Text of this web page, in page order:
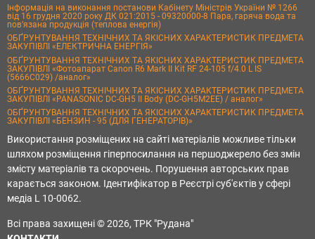
Інформація на виконання постанови Кабінету Міністрів України № 1266
від 16 грудня 2020 року ДК 021:2015 - 09320000-8 Пара, гаряча вода та
пов’язана продукція (теплова енергія)
ОБҐРУНТУВАННЯ ТЕХНІЧНИХ ТА ЯКІСНИХ ХАРАКТЕРИСТИК ПРЕДМЕТА
ЗАКУПІВЛІ «ЕЛЕКТРИЧНА ЕНЕРГІЯ»
ОБҐРУНТУВАННЯ ТЕХНІЧНИХ ТА ЯКІСНИХ ХАРАКТЕРИСТИК ПРЕДМЕТА
ЗАКУПІВЛІ «Фотоапарат Canon R6 Mark II Kit RF 24-105 f/4.0 L IS
(5666C029) /аналог»
ОБҐРУНТУВАННЯ ТЕХНІЧНИХ ТА ЯКІСНИХ ХАРАКТЕРИСТИК ПРЕДМЕТА
ЗАКУПІВЛІ «PANASONIC DC-GH5 II Body (DC-GH5M2EE) / аналог»
ОБҐРУНТУВАННЯ ТЕХНІЧНИХ ТА ЯКІСНИХ ХАРАКТЕРИСТИК ПРЕДМЕТА
ЗАКУПІВЛІ «БЕНЗИН - 95 (ДЛЯ ГЕНЕРАТОРІВ)»
Використання розміщених на сайті матеріалів можливе тільки
шляхом розміщення гіперпосилання на першоджерело без змін
змісту матеріалів та скорочень. Порушення авторських прав
карається законом. Ідентифікатор в Реєстрі суб'єктів у сфері
медіа L 10-0062.
Всі права захищені © 2026, ТРК "Рудана"